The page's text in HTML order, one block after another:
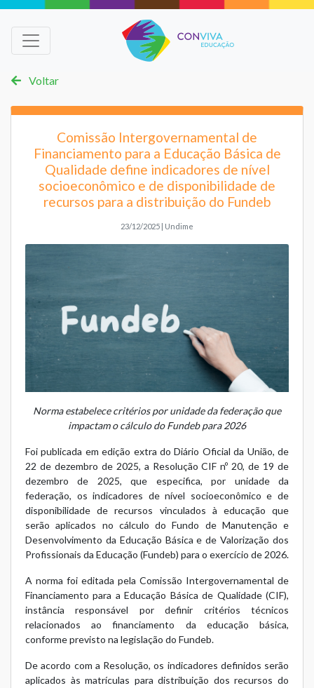
Voltar
Comissão Intergovernamental de
Financiamento para a Educação Básica de
Qualidade define indicadores de nível
socioeconômico e de disponibilidade de
recursos para a distribuição do Fundeb
23/12/2025 | Undime
Norma estabelece critérios por unidade da federação que
impactam o cálculo do Fundeb para 2026
Foi publicada em edição extra do Diário Oficial da União, de
22 de dezembro de 2025, a Resolução CIF nº 20, de 19 de
dezembro de 2025, que especifica, por unidade da
federação, os indicadores de nível socioeconômico e de
disponibilidade de recursos vinculados à educação que
serão aplicados no cálculo do Fundo de Manutenção e
Desenvolvimento da Educação Básica e de Valorização dos
Profissionais da Educação (Fundeb) para o exercício de 2026.
A norma foi editada pela Comissão Intergovernamental de
Financiamento para a Educação Básica de Qualidade (CIF),
instância responsável por definir critérios técnicos
relacionados ao financiamento da educação básica,
conforme previsto na legislação do Fundeb.
De acordo com a Resolução, os indicadores definidos serão
aplicados às matrículas para distribuição dos recursos do